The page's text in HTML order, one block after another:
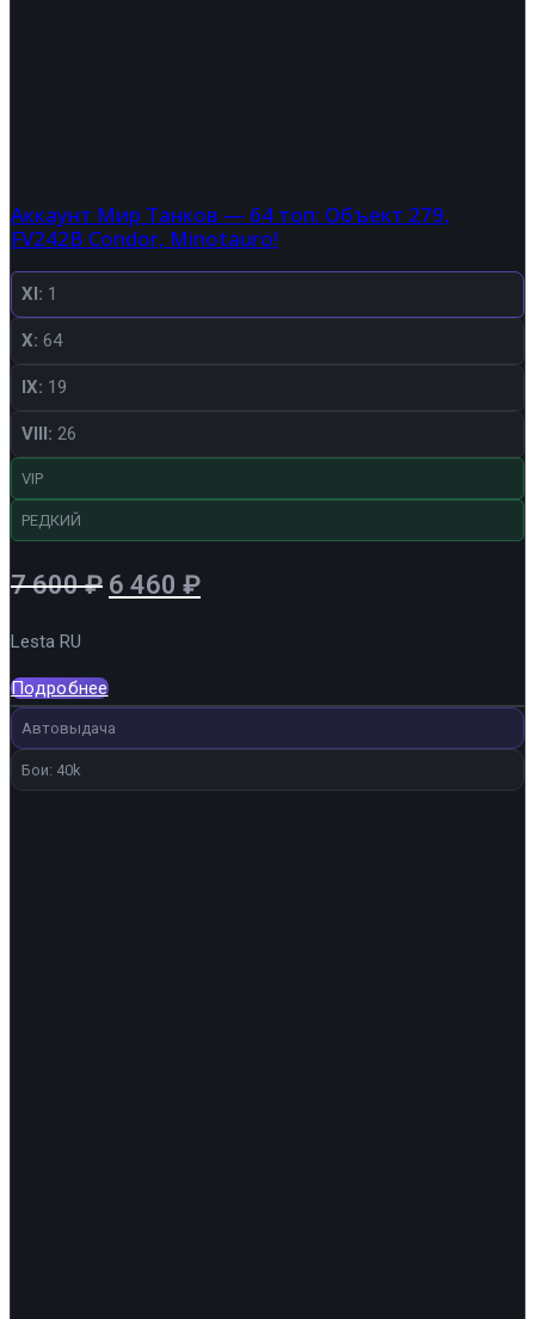
Аккаунт Мир Танков — 64 топ: Объект 279,
FV242B Condor, Minotauro!
XI: 1
X: 64
IX: 19
VIII: 26
VIP
РЕДКИЙ
7 600₽ Первоначальная
7
600 ₽.
6 460 ₽Текущая
Lesta RU
Подробнее
Автовыдача
Бои: 40k